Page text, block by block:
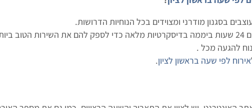
בסגנון מודרני ומצוידים בכל הנוחיות הדרושות.
להגעה מכל .
אירוח לפי שעה בראשון לציון.